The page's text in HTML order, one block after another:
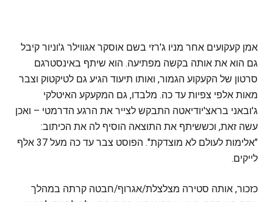
אמן קעקועים אחר מניו ג'רזי בשם אוסקר אגווילר ג'וניור קיבל
גם הוא את אותה בקשה מפתיעה. הוא שיתף באינסטרגם
סרטון של הקעקוע הגמור, ואותו תיעוד הגיע גם לטיקטוק וצבר
מאות אלפי צפיות עד כה. מלבדו, גם המקעקע האיטלקי
ג'ובאני בראצ'יודיאטה התבקש לצייר את הרגע הדרמטי – ואכן
עשה זאת, וכששיתף את התוצאה הוסיף לה את הכיתוב:
"אלימות לעולם לא מוצדקת". הפוסט צבר עד כה מעל 37 אלף
לייקים.
כזכור, אותה סטירה מצלצלת/אגרוף/חבטה קרתה במהלך